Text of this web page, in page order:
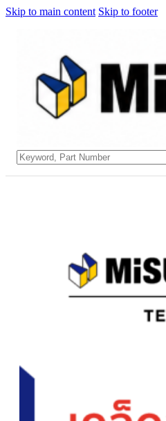
Skip to main content Skip to footer
Search